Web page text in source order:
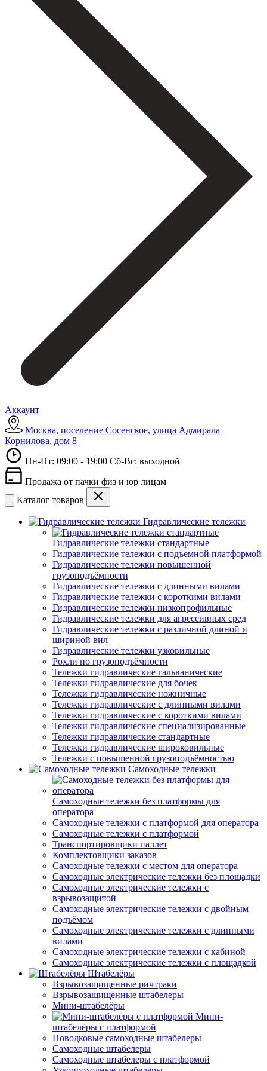
Аккаунт
Москва, поселение Сосенское, улица Адмирала
Корнилова, дом 8
Пн-Пт: 09:00 - 19:00 Сб-Вс: выходной
Продажа от пачки физ и юр лицам
Каталог товаров
Гидравлические тележки
Гидравлические тележки стандартные
Гидравлические тележки с подъемной платформой
Гидравлические тележки повышенной
грузоподъёмности
Гидравлические тележки с длинными вилами
Гидравлические тележки с короткими вилами
Гидравлические тележки низкопрофильные
Гидравлические тележки для агрессивных сред
Гидравлические тележки с различной длиной и
шириной вил
Гидравлические тележки узковильные
Рохли по грузоподъёмности
Тележки гидравлические гальванические
Тележки гидравлические для бочек
Тележки гидравлические ножничные
Тележки гидравлические с длинными вилами
Тележки гидравлические с короткими вилами
Тележки гидравлические специализированные
Тележки гидравлические стандартные
Тележки гидравлические широковильные
Тележки с повышенной грузоподъёмностью
Самоходные тележки
Самоходные тележки без платформы для
оператора
Самоходные тележки с платформой для оператора
Самоходные тележки с платформой
Транспортировщики паллет
Комплектовщики заказов
Самоходные тележки с местом для оператора
Самоходные электрические тележки без площадки
Самоходные электрические тележки с
взрывозащитой
Самоходные электрические тележки с двойным
подъёмом
Самоходные электрические тележки с длинными
вилами
Самоходные электрические тележки с кабиной
Самоходные электрические тележки с площадкой
Штабелёры
Взрывозащищенные ричтраки
Взрывозащищенные штабелеры
Мини-штабелёры
Мини-
штабелёры с платформой
Поводковые самоходные штабелеры
Самоходные штабелеры
Самоходные штабелеры с платформой